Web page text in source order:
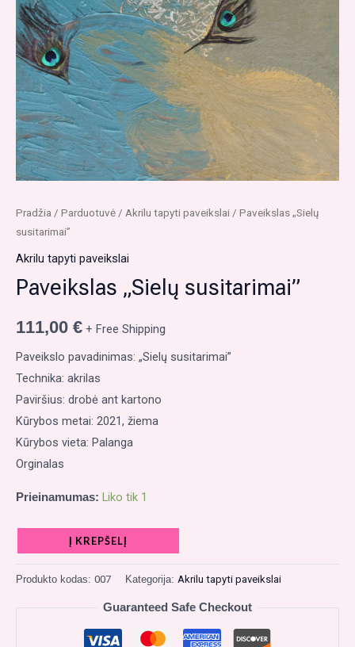
Pradžia / Parduotuvė / Akrilu tapyti paveikslai / Paveikslas „Sielų
susitarimai”
Akrilu tapyti paveikslai
Paveikslas „Sielų susitarimai”
111,00 € + Free Shipping
Paveikslo pavadinimas: „Sielų susitarimai”
Technika: akrilas
Paviršius: drobė ant kartono
Kūrybos metai: 2021, žiema
Kūrybos vieta: Palanga
Orginalas
Prieinamumas: Liko tik 1
Į KREPŠELĮ
Produkto kodas: 007 Kategorija: Akrilu tapyti paveikslai
Guaranteed Safe Checkout